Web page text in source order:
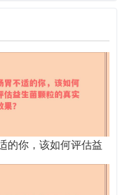
的你，该如何评估益
的真实效果？